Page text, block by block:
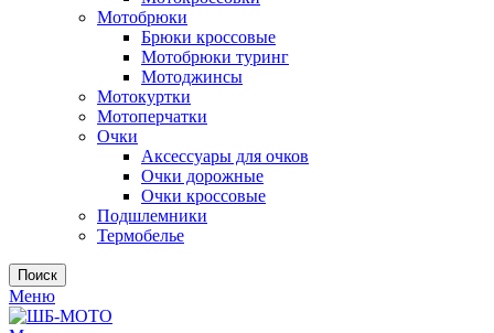
Мотобрюки
Брюки кроссовые
Мотобрюки туринг
Мотоджинсы
Мотокуртки
Мотоперчатки
Очки
Аксессуары для очков
Очки дорожные
Очки кроссовые
Подшлемники
Термобелье
Поиск
Меню